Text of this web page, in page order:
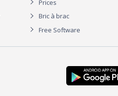
Prices
Bric à brac
Free Software